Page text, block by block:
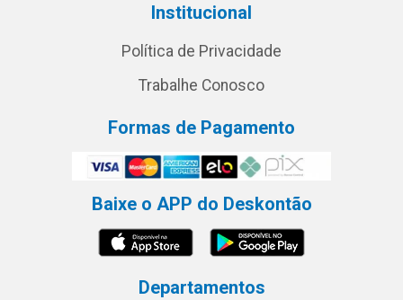
Institucional
Política de Privacidade
Trabalhe Conosco
Formas de Pagamento
Baixe o APP do Deskontão
Departamentos